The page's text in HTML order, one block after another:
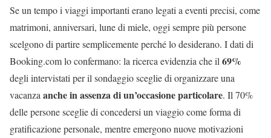
Se un tempo i viaggi importanti erano legati a eventi precisi, come
matrimoni, anniversari, lune di miele, oggi sempre più persone
scelgono di partire semplicemente perché lo desiderano. I dati di
Booking.com lo confermano: la ricerca evidenzia che il 69%
degli intervistati per il sondaggio sceglie di organizzare una
vacanza anche in assenza di un’occasione particolare. Il 70%
delle persone sceglie di concedersi un viaggio come forma di
gratificazione personale, mentre emergono nuove motivazioni